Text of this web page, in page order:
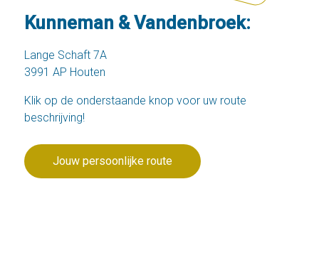
Kunneman & Vandenbroek:
Lange Schaft 7A
3991 AP Houten
Klik op de onderstaande knop voor uw route
beschrijving!
Jouw persoonlijke route